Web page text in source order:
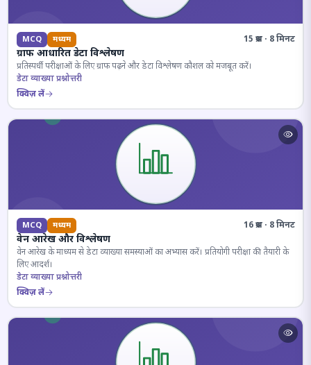
MCQ मध्यम 15 प्रश्न · 8 मिनट
ग्राफ आधारित डेटा विश्लेषण
प्रतिस्पर्धी परीक्षाओं के लिए ग्राफ पढ़ने और डेटा विश्लेषण कौशल को मजबूत करें।
डेटा व्याख्या प्रश्नोत्तरी
क्विज़ लें
MCQ मध्यम 16 प्रश्न · 8 मिनट
वेन आरेख और विश्लेषण
वेन आरेख के माध्यम से डेटा व्याख्या समस्याओं का अभ्यास करें। प्रतियोगी परीक्षा की तैयारी के
लिए आदर्श।
डेटा व्याख्या प्रश्नोत्तरी
क्विज़ लें